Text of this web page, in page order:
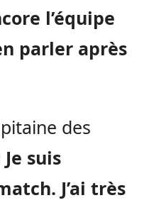
l’équipe
parler après
des
Je suis
J’ai très